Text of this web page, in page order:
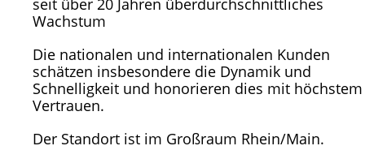
seit über 20 Jahren überdurchschnittliches
Wachstum
Die nationalen und internationalen Kunden
schätzen insbesondere die Dynamik und
Schnelligkeit und honorieren dies mit höchstem
Vertrauen.
Der Standort ist im Großraum Rhein/Main.